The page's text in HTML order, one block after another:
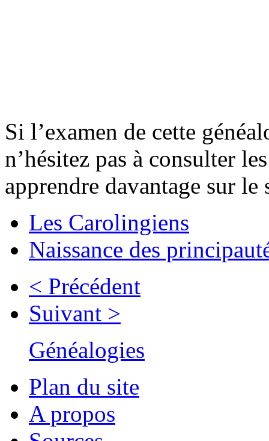
Si l’examen de cette
n’hésitez pas à consulter
apprendre davantage sur le
Les Carolingiens
Naissance des
< Précédent
Suivant >
Généalogies
Plan du site
A propos